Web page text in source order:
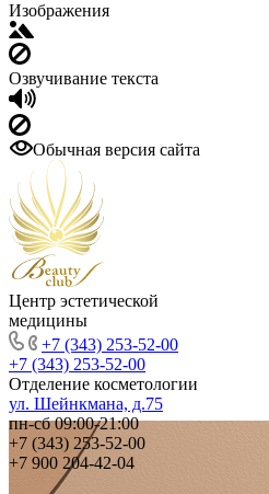
Изображения
Озвучивание текста
Обычная версия сайта
Центр эстетической
медицины
+7 (343) 253-52-00
+7 (343) 253-52-00
Отделение косметологии
ул. Шейнкмана, д.75
пн-сб 09:00-21:00
+7 (343) 253-52-00
+7 900 204-42-04